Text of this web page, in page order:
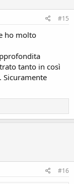
#15
ho molto
tanto in così
Sicuramente
#16